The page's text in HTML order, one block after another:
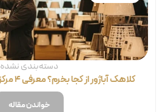
دسته‌بندی نشده
کلاهک آباژور از کجا بخرم؟ معرفی ۴ مرکز فروش لوازم روشنایی
خواندن مقاله